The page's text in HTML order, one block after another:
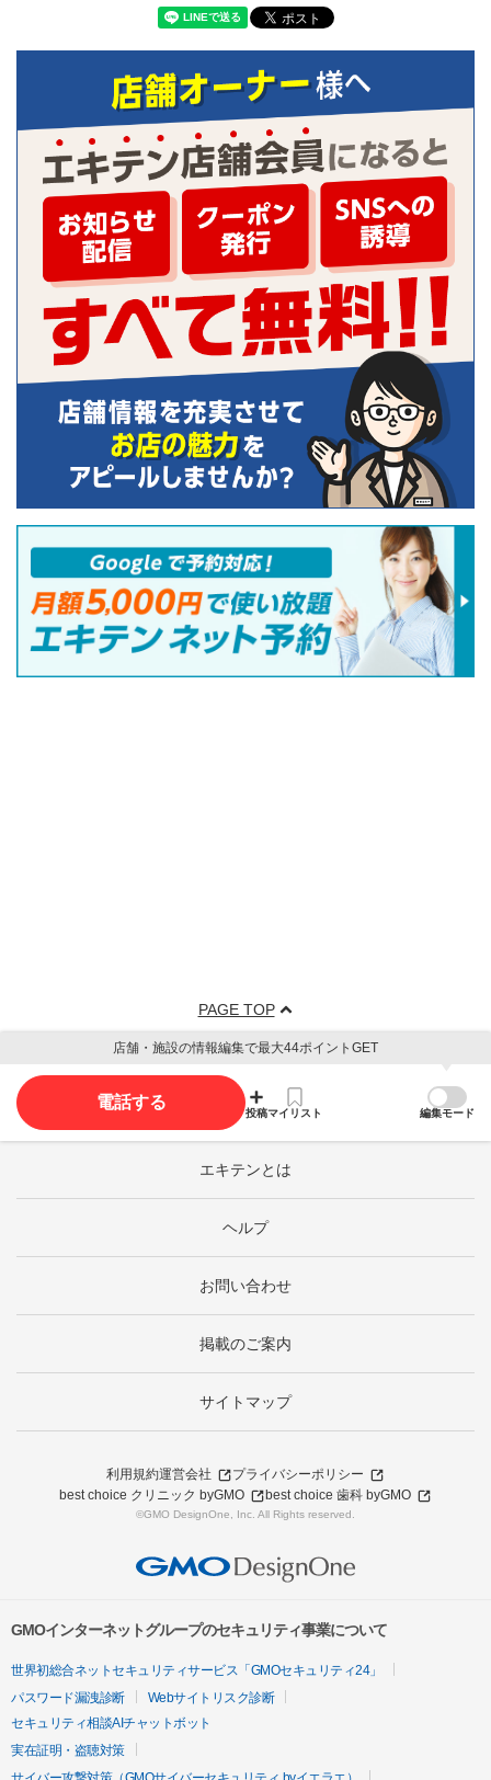
PAGE TOP
店舗・施設の情報編集で最大44ポイントGET
電話する
投稿マイリスト 編集モード
エキテンとは
ヘルプ
お問い合わせ
掲載のご案内
サイトマップ
利用規約運営会社
プライバシーポリシー
best choice クリニック byGMO
best choice 歯科 byGMO
©GMO DesignOne, Inc. All Rights reserved.
GMOインターネットグループのセキュリティ事業について
世界初総合ネットセキュリティサービス「GMOセキュリティ24」
パスワード漏洩診断
Webサイトリスク診断
セキュリティ相談AIチャットボット
実在証明・盗聴対策